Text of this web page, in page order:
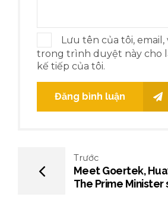
Lưu tên của tôi,
trong trình duyệt này cho
kế tiếp của tôi.
Đăng bình luận
Trước
Meet Goertek,
The Prime